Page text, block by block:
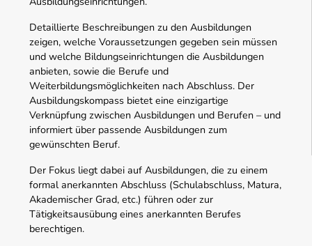
Detaillierte Beschreibungen zu den Ausbildungen
zeigen, welche Voraussetzungen gegeben sein müssen
und welche Bildungseinrichtungen die Ausbildungen
anbieten, sowie die Berufe und
Weiterbildungsmöglichkeiten nach Abschluss. Der
Ausbildungskompass bietet eine einzigartige
Verknüpfung zwischen Ausbildungen und Berufen – und
informiert über passende Ausbildungen zum
gewünschten Beruf.
Der Fokus liegt dabei auf Ausbildungen, die zu einem
formal anerkannten Abschluss (Schulabschluss, Matura,
Akademischer Grad, etc.) führen oder zur
Tätigkeitsausübung eines anerkannten Berufes
berechtigen.